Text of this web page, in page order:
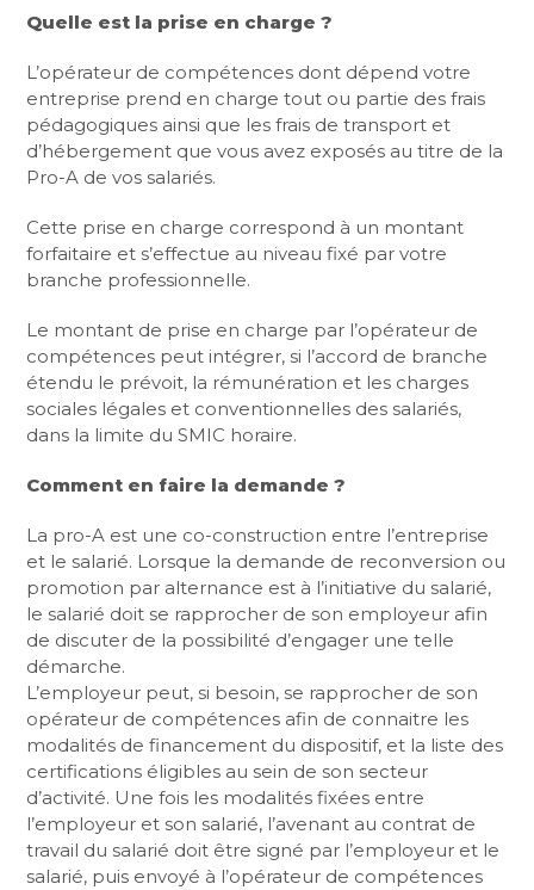
Quelle est la prise en charge ?
L’opérateur de compétences dont dépend votre
entreprise prend en charge tout ou partie des frais
pédagogiques ainsi que les frais de transport et
d’hébergement que vous avez exposés au titre de la
Pro-A de vos salariés.
Cette prise en charge correspond à un montant
forfaitaire et s’effectue au niveau fixé par votre
branche professionnelle.
Le montant de prise en charge par l’opérateur de
compétences peut intégrer, si l’accord de branche
étendu le prévoit, la rémunération et les charges
sociales légales et conventionnelles des salariés,
dans la limite du SMIC horaire.
Comment en faire la demande ?
La pro-A est une co-construction entre l’entreprise
et le salarié. Lorsque la demande de reconversion ou
promotion par alternance est à l’initiative du salarié,
le salarié doit se rapprocher de son employeur afin
de discuter de la possibilité d’engager une telle
démarche.
L’employeur peut, si besoin, se rapprocher de son
opérateur de compétences afin de connaitre les
modalités de financement du dispositif, et la liste des
certifications éligibles au sein de son secteur
d’activité. Une fois les modalités fixées entre
l’employeur et son salarié, l’avenant au contrat de
travail du salarié doit être signé par l’employeur et le
salarié, puis envoyé à l’opérateur de compétences